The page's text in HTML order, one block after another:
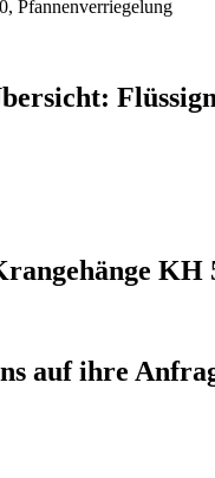
Pfannenverriegelung
:
KH
auf ihre